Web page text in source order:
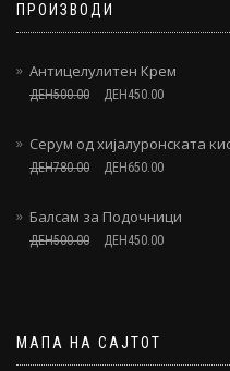
ПРОИЗВОДИ
Антицелулитен Крем
ДЕН500.00 ДЕН 450.00
Серум од xијалуронската
ДЕН780.00 ДЕН 650.00
Балсам за Подочници
ДЕН500.00 ДЕН 450.00
МАПА НА САЈТОТ